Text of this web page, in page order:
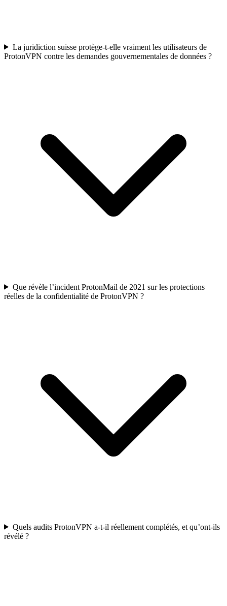
La juridiction suisse protège-t-elle vraiment les utilisateurs de
ProtonVPN contre les demandes gouvernementales de données ?
Que révèle l’incident ProtonMail de 2021 sur les protections
réelles de la confidentialité de ProtonVPN ?
Quels audits ProtonVPN a-t-il réellement complétés, et qu’ont-ils
révélé ?